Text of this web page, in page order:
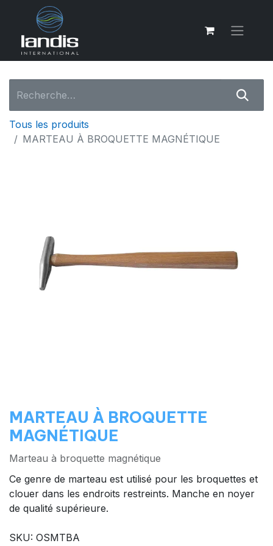
Tous les produits
MARTEAU À BROQUETTE MAGNÉTIQUE
MARTEAU À BROQUETTE
MAGNÉTIQUE
Marteau à broquette magnétique
Ce genre de marteau est utilisé pour les broquettes et
clouer dans les endroits restreints. Manche en noyer
de qualité supérieure.
SKU: OSMTBA